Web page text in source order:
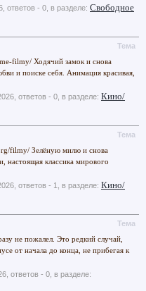
, ответов - 0, в разделе: Свободное
Тема
filmy/ Ходячий замок и снова
и поиске себя. Анимация красивая,
, ответов - 0, в разделе: Кино/
Тема
filmy/ Зелёную милю и снова
настоящая классика мирового
, ответов - 1, в разделе: Кино/
Тема
не пожалел. Это редкий случай,
от начала до конца, не прибегая к
, ответов - 0, в разделе: